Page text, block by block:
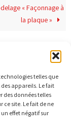
telles que
appareils. Le fait
des données telles
site. Le fait de ne
effet négatif sur
« Façonnage à
la plaque »